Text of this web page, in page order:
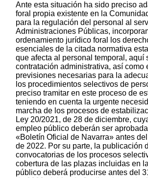
Ante esta situación ha sido preciso
foral propia existente en la
para la regulación del personal al
Administraciones Públicas,
ordenamiento jurídico foral los
esenciales de la citada normativa
que afecta al personal temporal, aquí
contratación administrativa, así como
previsiones necesarias para la
los procedimientos selectivos de
preciso tramitar en este proceso de
teniendo en cuenta la urgente
marcha de los procesos de
Ley 20/2021, de 28 de diciembre,
empleo público deberán ser
«Boletín Oficial de Navarra» antes
de 2022. Por su parte, la publicación
convocatorias de los procesos
cobertura de las plazas incluidas en
público deberá producirse antes del